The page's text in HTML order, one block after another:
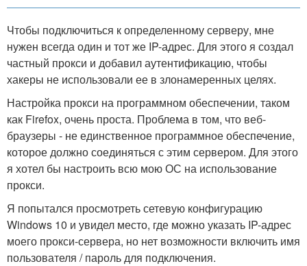
Чтобы подключиться к определенному серверу, мне
нужен всегда один и тот же IP-адрес. Для этого я создал
частный прокси и добавил аутентификацию, чтобы
хакеры не использовали ее в злонамеренных целях.
Настройка прокси на программном обеспечении, таком
как Firefox, очень проста. Проблема в том, что веб-
браузеры - не единственное программное обеспечение,
которое должно соединяться с этим сервером. Для этого
я хотел бы настроить всю мою ОС на использование
прокси.
Я попытался просмотреть сетевую конфигурацию
Windows 10 и увидел место, где можно указать IP-адрес
моего прокси-сервера, но нет возможности включить имя
пользователя / пароль для подключения.